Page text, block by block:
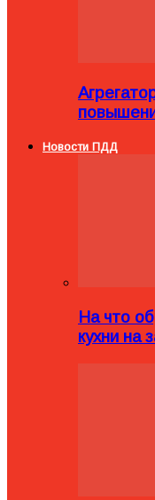
Новости ПДД
На что
кухни на